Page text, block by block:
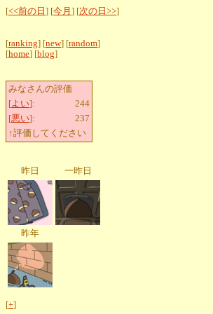
[<<前の日 ] [今月 ] [次の日>>]
[ranking] [new] [random]
[home] [blog]
みなさんの評価
[よい]:
244
[悪い]:
237
↑評価してください
昨日 一昨日
昨年
[+]